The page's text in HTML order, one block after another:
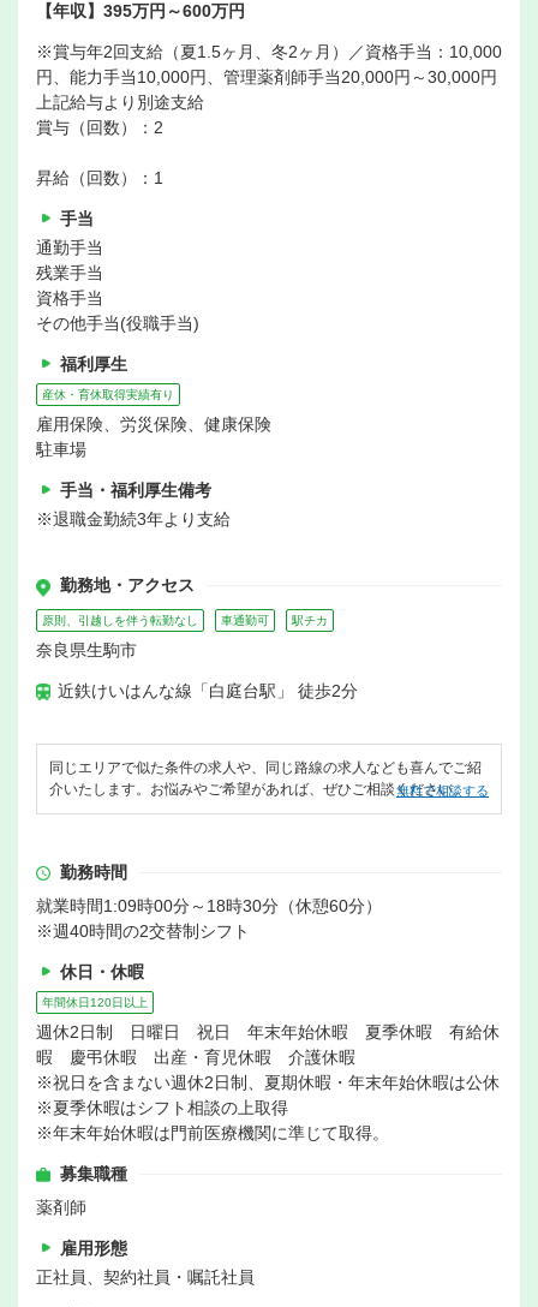
【年収】395万円～600万円
※賞与年2回支給（夏1.5ヶ月、冬2ヶ月）／資格手当：10,000
円、能力手当10,000円、管理薬剤師手当20,000円～30,000円
上記給与より別途支給
賞与（回数）：2
昇給（回数）：1
手当
通勤手当
残業手当
資格手当
その他手当(役職手当)
福利厚生
産休・育休取得実績有り
雇用保険、労災保険、健康保険
駐車場
手当・福利厚生備考
※退職金勤続3年より支給
勤務地・アクセス
原則、引越しを伴う転勤なし 車通勤可 駅チカ
奈良県生駒市
近鉄けいはんな線「白庭台駅」 徒歩2分
同じエリアで似た条件の求人や、同じ路線の求人なども喜んでご紹
介いたします。お悩みやご希望があれば、ぜひご相談ください。
無料で相談する
勤務時間
就業時間1:09時00分～18時30分（休憩60分）
※週40時間の2交替制シフト
休日・休暇
年間休日120日以上
週休2日制 日曜日 祝日 年末年始休暇 夏季休暇 有給休
暇 慶弔休暇 出産・育児休暇 介護休暇
※祝日を含まない週休2日制、夏期休暇・年末年始休暇は公休
※夏季休暇はシフト相談の上取得
※年末年始休暇は門前医療機関に準じて取得。
募集職種
薬剤師
雇用形態
正社員、契約社員・嘱託社員